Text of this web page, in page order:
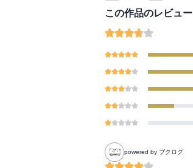
この作品のレビュー
powered by ブクログ